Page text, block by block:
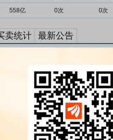
558亿 0次 0次
卖统计 最新公告